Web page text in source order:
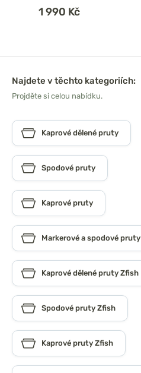
1 990 Kč
Najdete v těchto kategoriích:
Projděte si celou nabídku.
Kaprové dělené pruty
Spodové pruty
Kaprové pruty
Markerové a spodové pruty
Kaprové dělené pruty Zfish
Spodové pruty Zfish
Kaprové pruty Zfish